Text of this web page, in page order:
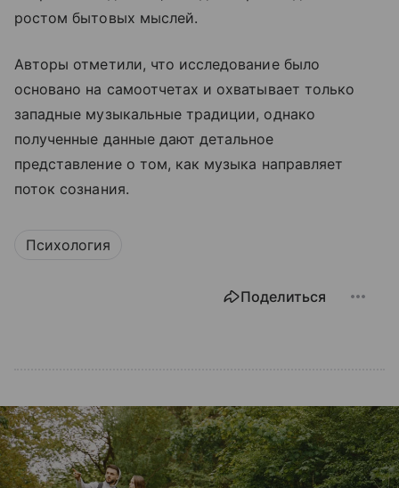
ростом бытовых мыслей.
Авторы отметили, что исследование было
основано на самоотчетах и охватывает только
западные музыкальные традиции, однако
полученные данные дают детальное
представление о том, как музыка направляет
поток сознания.
Психология
Поделиться